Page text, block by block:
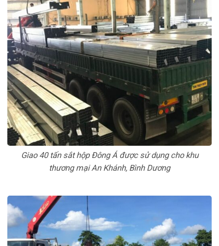
Giao 40 tấn sắt hộp Đông Á được sử dụng cho khu
thương mại An Khánh, Bình Dương